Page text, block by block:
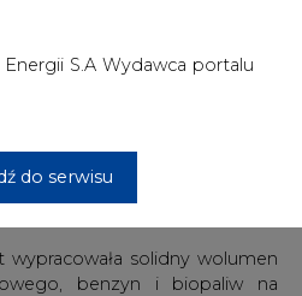
S.A Wydawca portalu
do serwisu
w czasie kosztów i
513,7 mln zł, wobec 70,6
ponad 7-krotny wzrost,
400 proc. w stosunku do
solidny wolumen
benzyn i biopaliw na